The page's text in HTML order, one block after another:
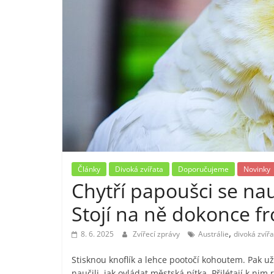
Články Divoká zvířata Doporučujeme Novinky
Chytří papoušci se
Stojí na ně dokonce
8. 6. 2025 Zvířecí zprávy Austrálie, divoká
Stisknou knoflík a lehce pootočí kohoutem. Pak